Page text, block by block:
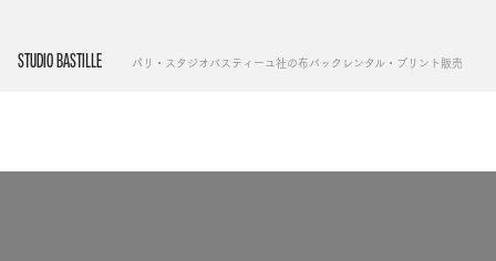
STUDIO BASTILLE パリ・スタジオバスティーユ社の布バックレンタル・プリント販売